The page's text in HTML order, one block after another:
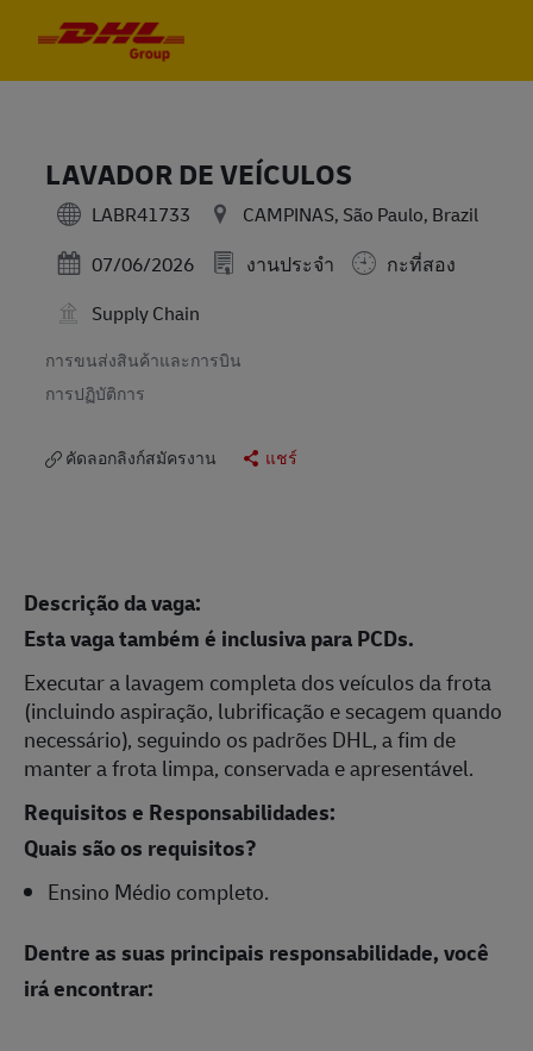
LAVADOR DE VEÍCULOS
LABR41733
CAMPINAS, São Paulo, Brazil
Posted Date
07/06/2026 งานประจำ
กะที่สอง
Supply Chain
การขนส่งสินค้าและการบิน
การปฏิบัติการ
คัดลอกลิงก์สมัครงาน แชร์
Descrição da vaga:
Esta vaga também é inclusiva para PCDs.
Executar a lavagem completa dos veículos da frota
(incluindo aspiração, lubrificação e secagem quando
necessário), seguindo os padrões DHL, a fim de
manter a frota limpa, conservada e apresentável.
Requisitos e Responsabilidades:
Quais são os requisitos?
Ensino Médio completo.
Dentre as suas principais responsabilidade, você
irá encontrar: